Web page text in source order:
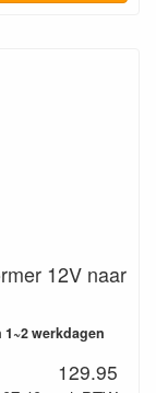
12V naar
werkdagen
129.95